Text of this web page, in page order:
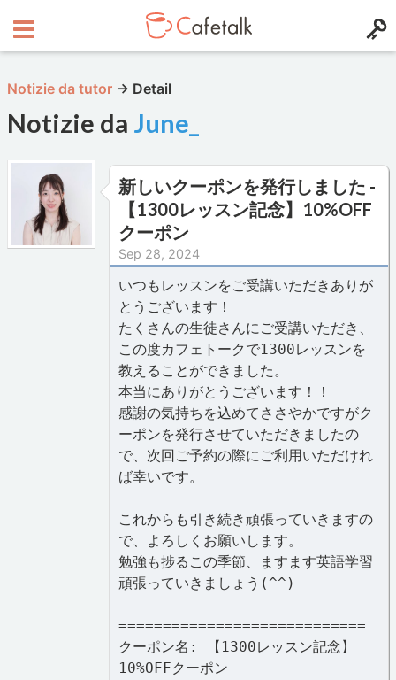
Notizie da tutor → Detail
Notizie da June_
新しいクーポンを発行しました -
【1300レッスン記念】10%OFF
クーポン
Sep 28, 2024
いつもレッスンをご受講いただきありが
とうございます！
たくさんの生徒さんにご受講いただき、
この度カフェトークで1300レッスンを
教えることができました。
本当にありがとうございます！！
感謝の気持ちを込めてささやかですがク
ーポンを発行させていただきましたの
で、次回ご予約の際にご利用いただけれ
ば幸いです。
これからも引き続き頑張っていきますの
で、よろしくお願いします。
勉強も捗るこの季節、ますます英語学習
頑張っていきましょう(^^)
============================
クーポン名: 【1300レッスン記念】
10%OFFクーポン